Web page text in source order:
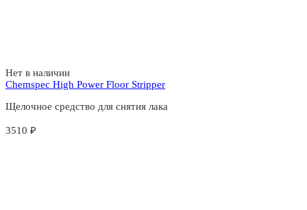
Нет в наличии
Chemspec High Power Floor Stripper
Щелочное средство для снятия лака
3510 ₽